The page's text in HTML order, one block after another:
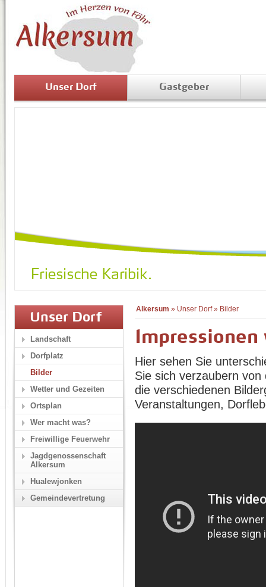
Unser Dorf Gastgeber
Alkersum » Unser Dorf» Bilder
Hier sehen Sie
Sie sich verzaubern
die verschiedenen
Veranstaltungen,
Unser Dorf
Landschaft
Dorfplatz
Bilder
Wetter und Gezeiten
Ortsplan
Wer macht was?
Freiwillige Feuerwehr
Jagdgenossenschaft
Alkersum
Hualewjonken
Gemeindevertretung